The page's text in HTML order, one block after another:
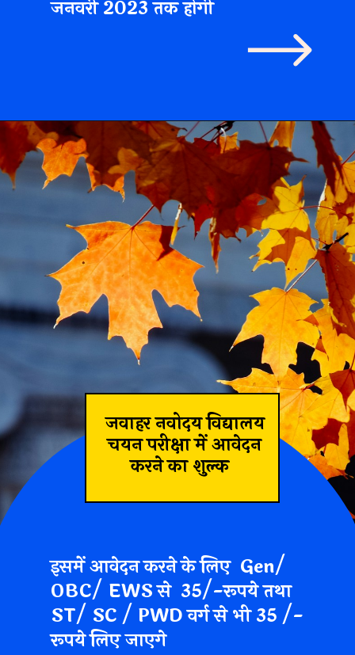
जनवरी 2023 तक होगी
जवाहर नवोदय विद्यालय
चयन परीक्षा में आवेदन
करने का शुल्क
इसमें आवेदन करने के लिए Gen/
OBC/ EWS से 35/-रूपये तथा
ST/ SC / PWD वर्ग से भी 35 /-
रूपये लिए जाएगे